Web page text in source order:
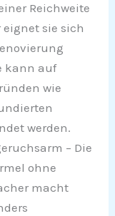
Reichweite
eignet sie sich
kann auf
wie
werden.
– Die
ohne
macht